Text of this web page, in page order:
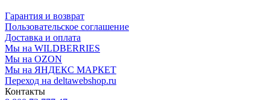
Гарантия и возврат
Пользовательское соглашение
Доставка и оплата
Мы на WILDBERRIES
Мы на OZON
Мы на ЯНДЕКС МАРКЕТ
Переход на deltawebshop.ru
Контакты